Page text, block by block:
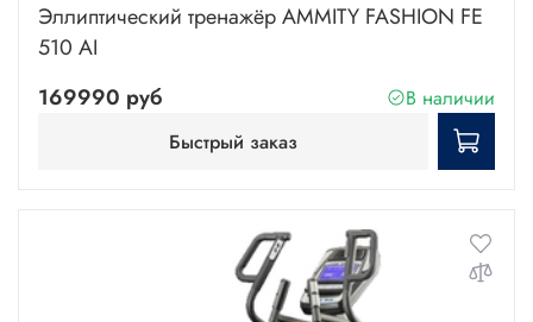
Эллиптический тренажёр AMMITY FASHION FE
510 AI
169990 руб
В наличии
Быстрый заказ